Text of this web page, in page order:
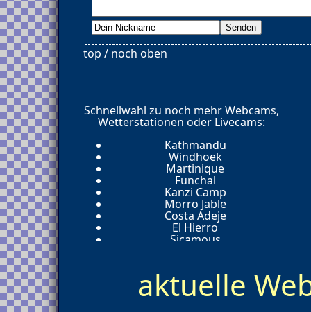
top / noch oben
Schnellwahl zu noch mehr Webcams,
Wetterstationen oder Livecams:
Kathmandu
Windhoek
Martinique
Funchal
Kanzi Camp
Morro Jable
Costa Adeje
El Hierro
Sicamous
Horseshoe Bay
Pacific
Second Avenue
aktuelle